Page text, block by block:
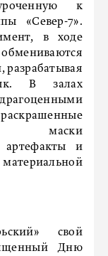
к
«Север-7».
в ходе
В залах
маски
артефакты и
свой
Дню